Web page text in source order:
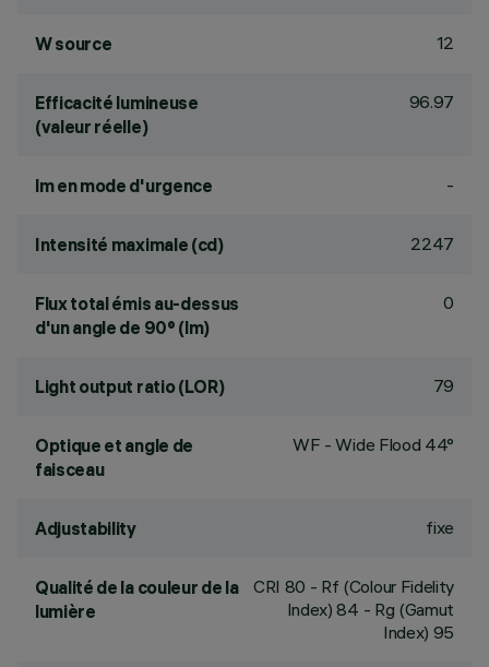
W source 12
Efficacité lumineuse
(valeur réelle)
96.97
lm en mode d'urgence -
Intensité maximale (cd) 2247
Flux total émis au-dessus
d'un angle de 90° (lm)
0
Light output ratio (LOR) 79
Optique et angle de
faisceau
WF - Wide Flood 44°
Adjustability fixe
Qualité de la couleur de la
lumière
CRI 80 - Rf (Colour Fidelity
Index) 84 - Rg (Gamut
Index) 95